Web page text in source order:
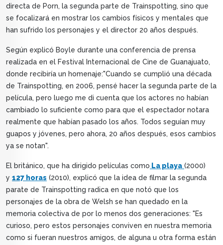
directa de Porn, la segunda parte de Trainspotting, sino que
se focalizará en mostrar los cambios físicos y mentales que
han sufrido los personajes y el director 20 años después.
Según explicó Boyle durante una conferencia de prensa
realizada en el Festival Internacional de Cine de Guanajuato,
donde recibiría un homenaje:"Cuando se cumplió una década
de Trainspotting, en 2006, pensé hacer la segunda parte de la
película, pero luego me di cuenta que los actores no habían
cambiado lo suficiente como para que el espectador notara
realmente que habían pasado los años. Todos seguían muy
guapos y jóvenes, pero ahora, 20 años después, esos cambios
ya se notan".
El británico, que ha dirigido películas como La playa (2000)
y 127 horas (2010), explicó que la idea de filmar la segunda
parate de Trainspotting radica en que notó que los
personajes de la obra de Welsh se han quedado en la
memoria colectiva de por lo menos dos generaciones: "Es
curioso, pero estos personajes conviven en nuestra memoria
como si fueran nuestros amigos, de alguna u otra forma están